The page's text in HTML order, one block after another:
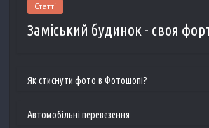
Статті
Заміський будинок - своя
Як стиснути фото в Фотошопі?
Автомобільні перевезення